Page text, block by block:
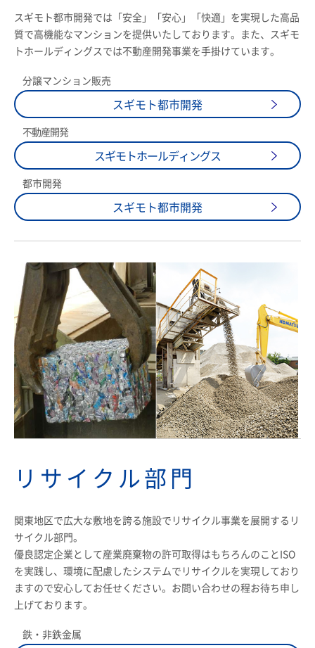
スギモト都市開発では「安全」「安心」「快適」を実現した高品
質で高機能なマンションを提供いたしております。また、スギモ
トホールディングスでは不動産開発事業を手掛けています。
分譲マンション販売
スギモト都市開発
不動産開発
スギモトホールディングス
都市開発
スギモト都市開発
リサイクル部門
関東地区で広大な敷地を誇る施設でリサイクル事業を展開するリ
サイクル部門。
優良認定企業として産業廃棄物の許可取得はもちろんのことISO
を実践し、環境に配慮したシステムでリサイクルを実現しており
ますので安心してお任せください。お問い合わせの程お待ち申し
上げております。
鉄・非鉄金属